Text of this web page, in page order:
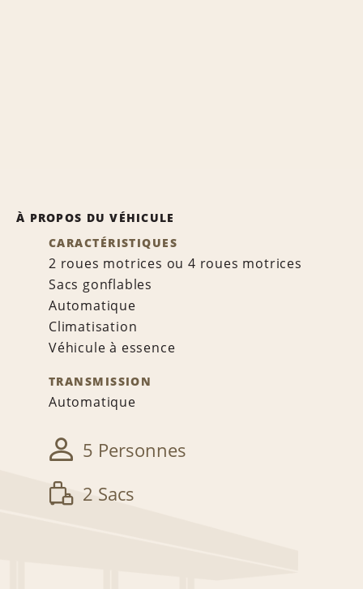
À PROPOS DU VÉHICULE
CARACTÉRISTIQUES
2 roues motrices ou 4 roues motrices
Sacs gonflables
Automatique
Climatisation
Véhicule à essence
TRANSMISSION
Automatique
5 Personnes
2 Sacs